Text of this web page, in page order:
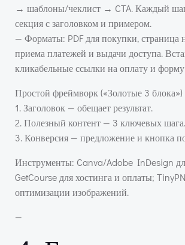
→ шаблоны/чеклист → CTA. Каждый
секция с заголовком и примером.
— Форматы: PDF для покупки, страница
приема платежей и выдачи доступа.
кликабельные ссылки на оплату и
Простой фреймворк («Золотые 3 блока»)
1. Заголовок — обещает результат.
2. Полезный контент — 3 ключевых шага.
3. Конверсия — предложение и кнопка
Инструменты: Canva/Adobe InDesign
GetCourse для хостинга и оплаты;
оптимизации изображений.
—